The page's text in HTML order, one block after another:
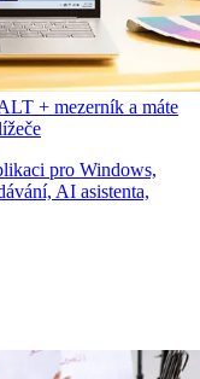
+ mezerník a máte
pro Windows,
AI asistenta,